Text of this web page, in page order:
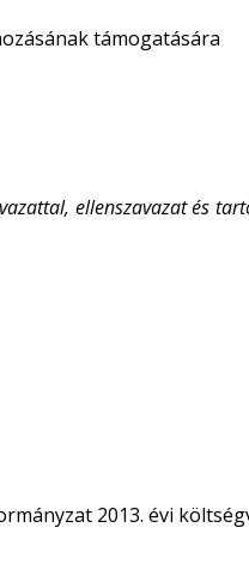
támogatására
ellenszavazat és
2013. évi